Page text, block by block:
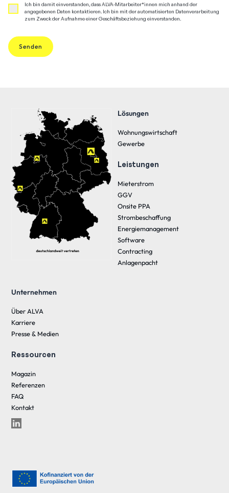
Ich bin damit einverstanden, dass ALVA-Mitarbeiter*innen mich anhand der
angegebenen Daten kontaktieren. Ich bin mit der automatisierten Datenverarbeitung
zum Zweck der Aufnahme einer Geschäftsbeziehung einverstanden.
Lösungen
Wohnungswirtschaft
Gewerbe
Leistungen
Mieterstrom
GGV
Onsite PPA
Strombeschaffung
Energiemanagement
Software
Contracting
Anlagenpacht
Unternehmen
Über ALVA
Karriere
Presse & Medien
Ressourcen
Magazin
Referenzen
FAQ
Kontakt